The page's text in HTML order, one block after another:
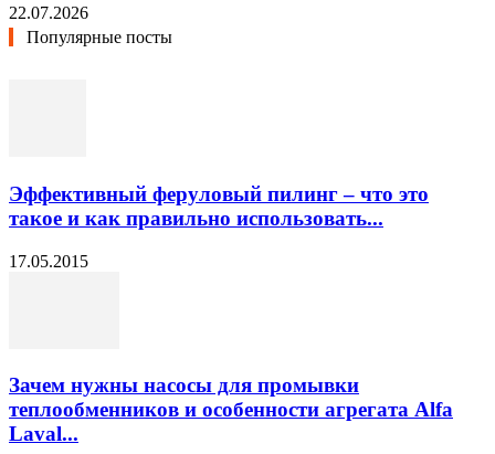
22.07.2026
Популярные посты
Эффективный феруловый пилинг – что это
такое и как правильно использовать...
17.05.2015
Зачем нужны насосы для промывки
теплообменников и особенности агрегата Alfa
Laval...